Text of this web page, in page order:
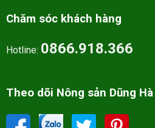
Chăm sóc khách hàng
Hotline: 0866.918.366
Theo dõi Nông sản Dũng Hà